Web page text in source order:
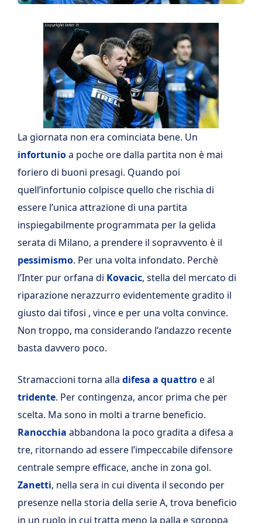
La giornata non era cominciata bene. Un
infortunioa poche ore dalla partita non è mai
foriero di buoni presagi. Quando poi
quell’infortunio colpisce quello che rischia di
essere l’unica attrazione di una partita
inspiegabilmente programmata per la gelida
serata di Milano, a prendere il sopravvento è il
pessimismo. Per una volta infondato. Perchè
l’Inter pur orfana di Kovacic, stella del mercato di
riparazione nerazzurro evidentemente gradito il
giusto dai tifosi , vince e per una volta convince.
Non troppo, ma considerando l’andazzo recente
basta davvero poco.
Stramaccioni torna alla difesa a quattroe al
tridente. Per contingenza, ancor prima che per
scelta. Ma sono in molti a trarne beneficio.
Ranocchia abbandona la poco gradita a difesa a
tre, ritornando ad essere l’impeccabile difensore
centrale sempre efficace, anche in zona gol.
Zanetti, nella sera in cui diventa il secondo per
presenze nella storia della serie A, trova beneficio
in un ruolo in cui tratta meno la palla e sgroppa